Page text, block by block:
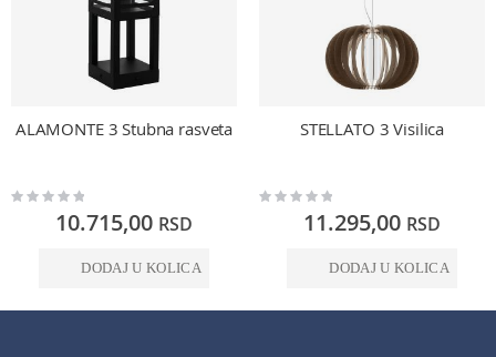
ALAMONTE 3 Stubna rasveta
Rating:
10.715,00 RSD
DODAJ U KOLICA
STELLATO 3 Visilica
Rating:
11.295,00 RSD
DODAJ U KOLICA